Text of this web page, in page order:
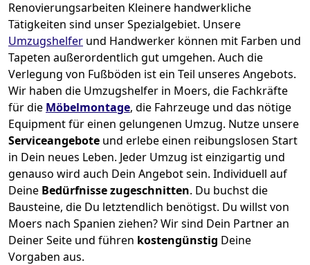
Renovierungsarbeiten Kleinere handwerkliche
Tätigkeiten sind unser Spezialgebiet. Unsere
Umzugshelfer und Handwerker können mit Farben und
Tapeten außerordentlich gut umgehen. Auch die
Verlegung von Fußböden ist ein Teil unseres Angebots.
Wir haben die Umzugshelfer in Moers, die Fachkräfte
für die Möbelmontage, die Fahrzeuge und das nötige
Equipment für einen gelungenen Umzug. Nutze unsere
Serviceangebote und erlebe einen reibungslosen Start
in Dein neues Leben. Jeder Umzug ist einzigartig und
genauso wird auch Dein Angebot sein. Individuell auf
Deine Bedürfnisse zugeschnitten. Du buchst die
Bausteine, die Du letztendlich benötigst. Du willst von
Moers nach Spanien ziehen? Wir sind Dein Partner an
Deiner Seite und führen kostengünstig Deine
Vorgaben aus.